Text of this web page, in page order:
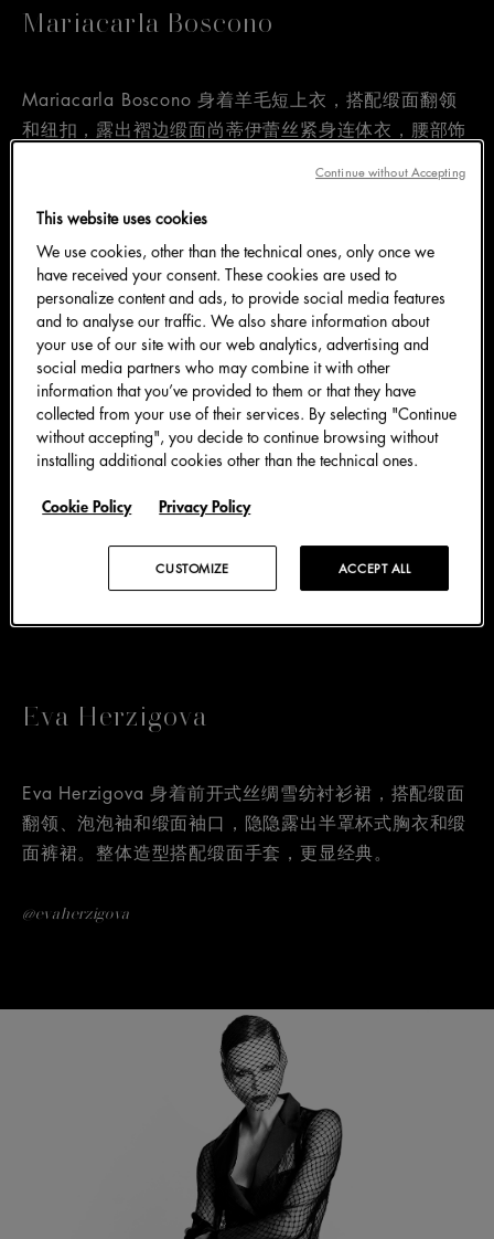
Mariacarla Boscono
Mariacarla Boscono 身着羊毛短上衣，搭配缎面翻领
和纽扣，露出褶边缎面尚蒂伊蕾丝紧身连体衣，腰部饰
@mariacarlaboscono
Irina Shayk
Irina Shayk 的泡泡袖缎面袖口网纱裙秀场造型独具特
色，腰部以缎面燕尾服腰封紧束，三角形薄纱胸衣采用
尚蒂伊蕾丝绣花饰面，搭配缎面裤裙，在网纱裙下若隐
@irinashayk
Eva Herzigova
Eva Herzigova 身着前开式丝绸雪纺衬衫裙，搭配缎面
翻领、泡泡袖和缎面袖口，隐隐露出半罩杯式胸衣和缎
面裤裙。整体造型搭配缎面手套，更显经典。
@evaherzigova
This website uses cookies
We use cookies, other than the technical ones, only once we
have received your consent. These cookies are used to
personalize content and ads, to provide social media features
and to analyse our traffic. We also share information about
your use of our site with our web analytics, advertising and
social media partners who may combine it with other
information that you’ve provided to them or that they have
collected from your use of their services. By selecting "Continue
without accepting", you decide to continue browsing without
installing additional cookies other than the technical ones.
Cookie Policy Privacy Policy
ACCEPT ALL
CUSTOMIZE
Continue without Accepting